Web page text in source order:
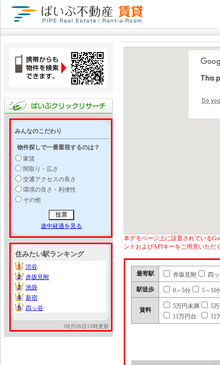
みんなのこだわり
物件探しで一番重視するのは？
家賃
間取り・広さ
交通アクセスの良さ
環境の良さ・利便性
その他
途中経過を見る
住みたい駅ランキング
1
1
渋谷
2
2
赤坂見附
2
2
池袋
4
4
新宿
5
5 四ッ谷
08月06日15時更新
This
Do
本デモページ上に設置されている
ントおよびAPIキーをご用意いただ
最寄駅 赤坂見附 四
駅徒歩 0～5分 5～10
賃料
5万円未満
5
11万円台
12